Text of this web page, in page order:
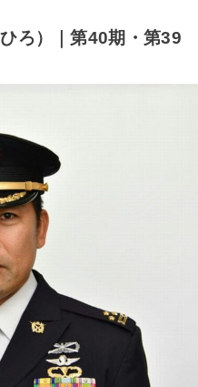
ろ）｜第40期・第39